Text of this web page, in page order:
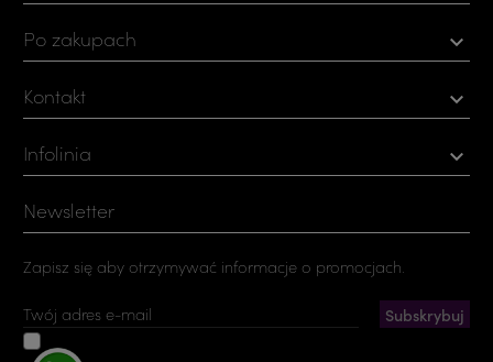
Po zakupach 
Kontakt 
Infolinia 
Newsletter
Zapisz się aby otrzymywać informacje o promocjach.